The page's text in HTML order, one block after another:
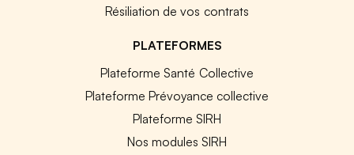
Résiliation de vos contrats
PLATEFORMES
Plateforme Santé Collective
Plateforme Prévoyance collective
Plateforme SIRH
Nos modules SIRH